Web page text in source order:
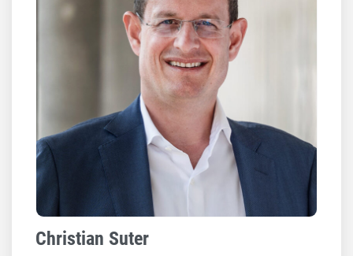
Christian Suter